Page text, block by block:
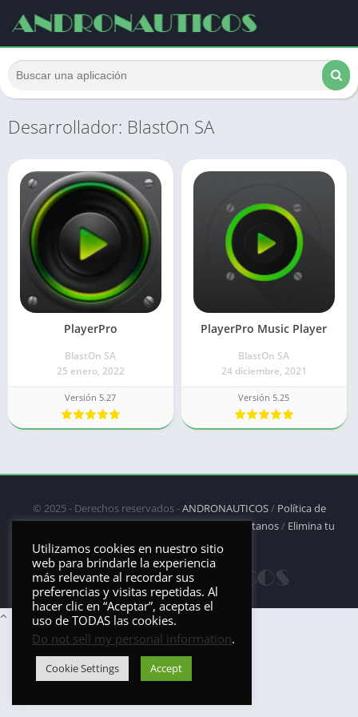
Desarrollador: BlastOn SA
PlayerPro
BlastOn SA
25 enero, 2022
Versión 5.27
PlayerPro Music Player
BlastOn SA
24 diciembre, 2021
Versión 5.25
© 2025 - Derechos reservados -ANDRONAUTICOS/ Política de
privacidad/Política de Cookies/DMCA/Contáctanos/ Elimina tu
aplicación
Utilizamos cookies en nuestro sitio
web para brindarle la experiencia
más relevante al recordar sus
preferencias y visitas repetidas. Al
hacer clic en “Aceptar”, aceptas el
uso de TODAS las cookies.
Do not sell my personal information.
Cookie Settings Accept